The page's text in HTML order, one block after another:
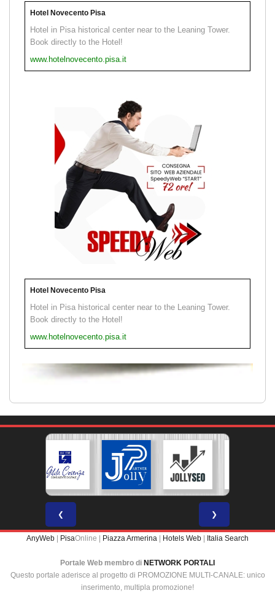
Hotel Novecento Pisa
Hotel in Pisa historical center near to the Leaning Tower.
Book directly to the Hotel!
www.hotelnovecento.pisa.it
Hotel Novecento Pisa
Hotel in Pisa historical center near to the Leaning Tower.
Book directly to the Hotel!
www.hotelnovecento.pisa.it
❮ ❯
AnyWeb PisaOnline | Piazza Armerina Hotels Web Italia Search
Portale Web membro di NETWORK PORTALI
Questo portale aderisce al progetto di PROMOZIONE MULTI-CANALE: unico
inserimento, multipla promozione!